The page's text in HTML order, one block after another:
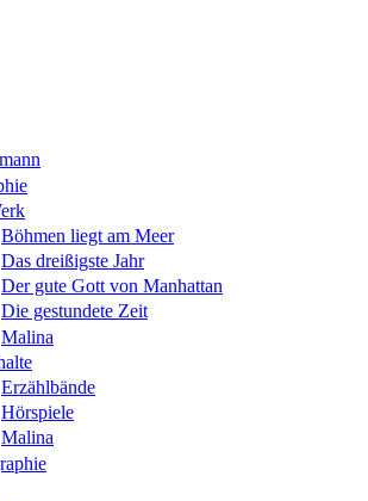
Böhmen liegt am Meer
Das dreißigste Jahr
Der gute Gott von Manhattan
Die gestundete Zeit
Malina
Erzählbände
Hörspiele
Malina